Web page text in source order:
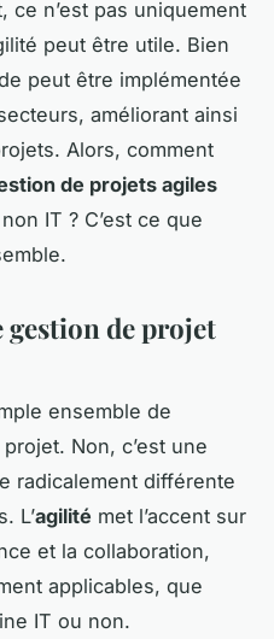
ce n’est pas uniquement
peut être utile. Bien
peut être implémentée
améliorant ainsi
Alors, comment
de projets agiles
IT ? C’est ce que
gestion de projet
ensemble de
Non, c’est une
radicalement différente
L’agilité met l’accent sur
et la collaboration,
applicables, que
IT ou non.